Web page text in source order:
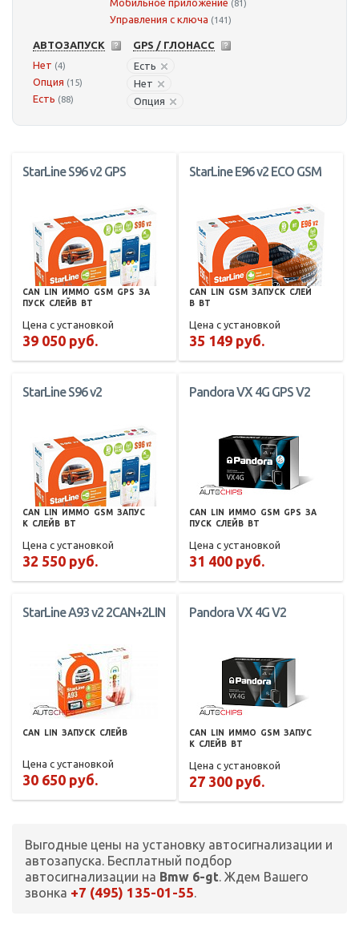
Мобильное приложение (81)
Управления с ключа (141)
АВТОЗАПУСК
Нет (4)
Опция (15)
Есть (88)
GPS / ГЛОНАСС
Есть
Нет
Опция
StarLine S96 v2 GPS
CAN LIN ИММО GSM GPS ЗА
ПУСК СЛЕЙВ BT
Цена с установкой
39 050 руб.
StarLine E96 v2 ECO GSM
CAN LIN GSM ЗАПУСК СЛЕЙ
В
BT
Цена с установкой
35 149 руб.
StarLine S96 v2
CAN LIN ИММО GSM ЗАПУС
К СЛЕЙВ BT
Цена с установкой
32 550 руб.
Pandora VX 4G GPS V2
CAN LIN ИММО GSM GPS ЗА
ПУСК СЛЕЙВ BT
Цена с установкой
31 400 руб.
StarLine A93 v2 2CAN+2LIN
CAN LIN ЗАПУСК СЛЕЙВ
Цена с установкой
30 650 руб.
Pandora VX 4G V2
CAN LIN ИММО GSM ЗАПУС
К СЛЕЙВ BT
Цена с установкой
27 300 руб.
Выгодные цены на установку автосигнализации и
автозапуска. Бесплатный подбор
автосигнализации на Bmw 6-gt. Ждем Вашего
звонка +7 (495) 135-01-55.